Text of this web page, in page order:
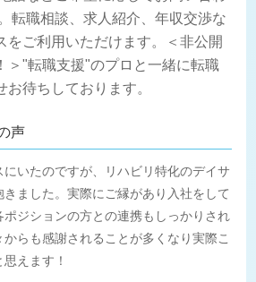
転職相談、求人紹介、年収交渉な
をご利用いただけます。＜非公開
＞"転職支援"のプロと一緒に転職
待ちしております。
声
いたのですが、リハビリ特化のデイサ
ました。実際にご縁があり入社をして
ジションの方との連携もしっかりされ
らも感謝されることが多くなり実際こ
えます！